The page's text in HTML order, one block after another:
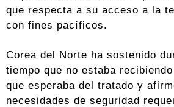
que respecta a su acceso a la
con fines pacíficos.
Corea del Norte ha sostenido
tiempo que no estaba
que esperaba del tratado y
necesidades de seguridad